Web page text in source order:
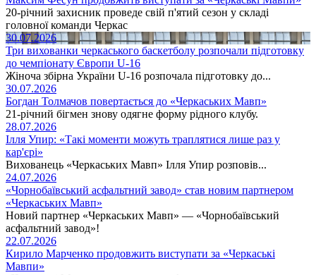
20-річний захисник проведе свій п'ятий сезон у складі
головної команди Черкас
30.07.2026
Три вихованки черкаського баскетболу розпочали підготовку
до чемпіонату Європи U-16
Жіноча збірна України U-16 розпочала підготовку до...
30.07.2026
Богдан Толмачов повертається до «Черкаських Мавп»
21-річний бігмен знову одягне форму рідного клубу.
28.07.2026
Ілля Упир: «Такі моменти можуть траплятися лише раз у
кар'єрі»
Вихованець «Черкаських Мавп» Ілля Упир розповів...
24.07.2026
«Чорнобаївський асфальтний завод» став новим партнером
«Черкаських Мавп»
Новий партнер «Черкаських Мавп» — «Чорнобаївський
асфальтний завод»!
22.07.2026
Кирило Марченко продовжить виступати за «Черкаські
Мавпи»